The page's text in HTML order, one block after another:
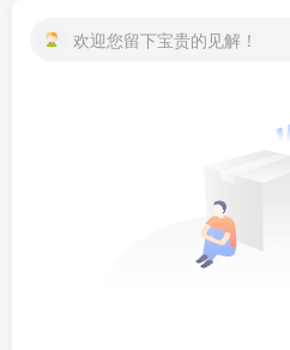
欢迎您留下宝贵的见解！